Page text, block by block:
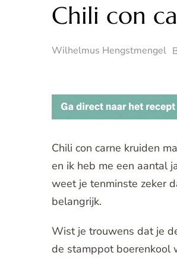
Chili con
Wilhelmus Hengstmengel
Chili con carne kruiden
en ik heb me een aantal
weet je tenminste zeker
belangrijk.
Wist je trouwens dat je
de stamppot boerenkool